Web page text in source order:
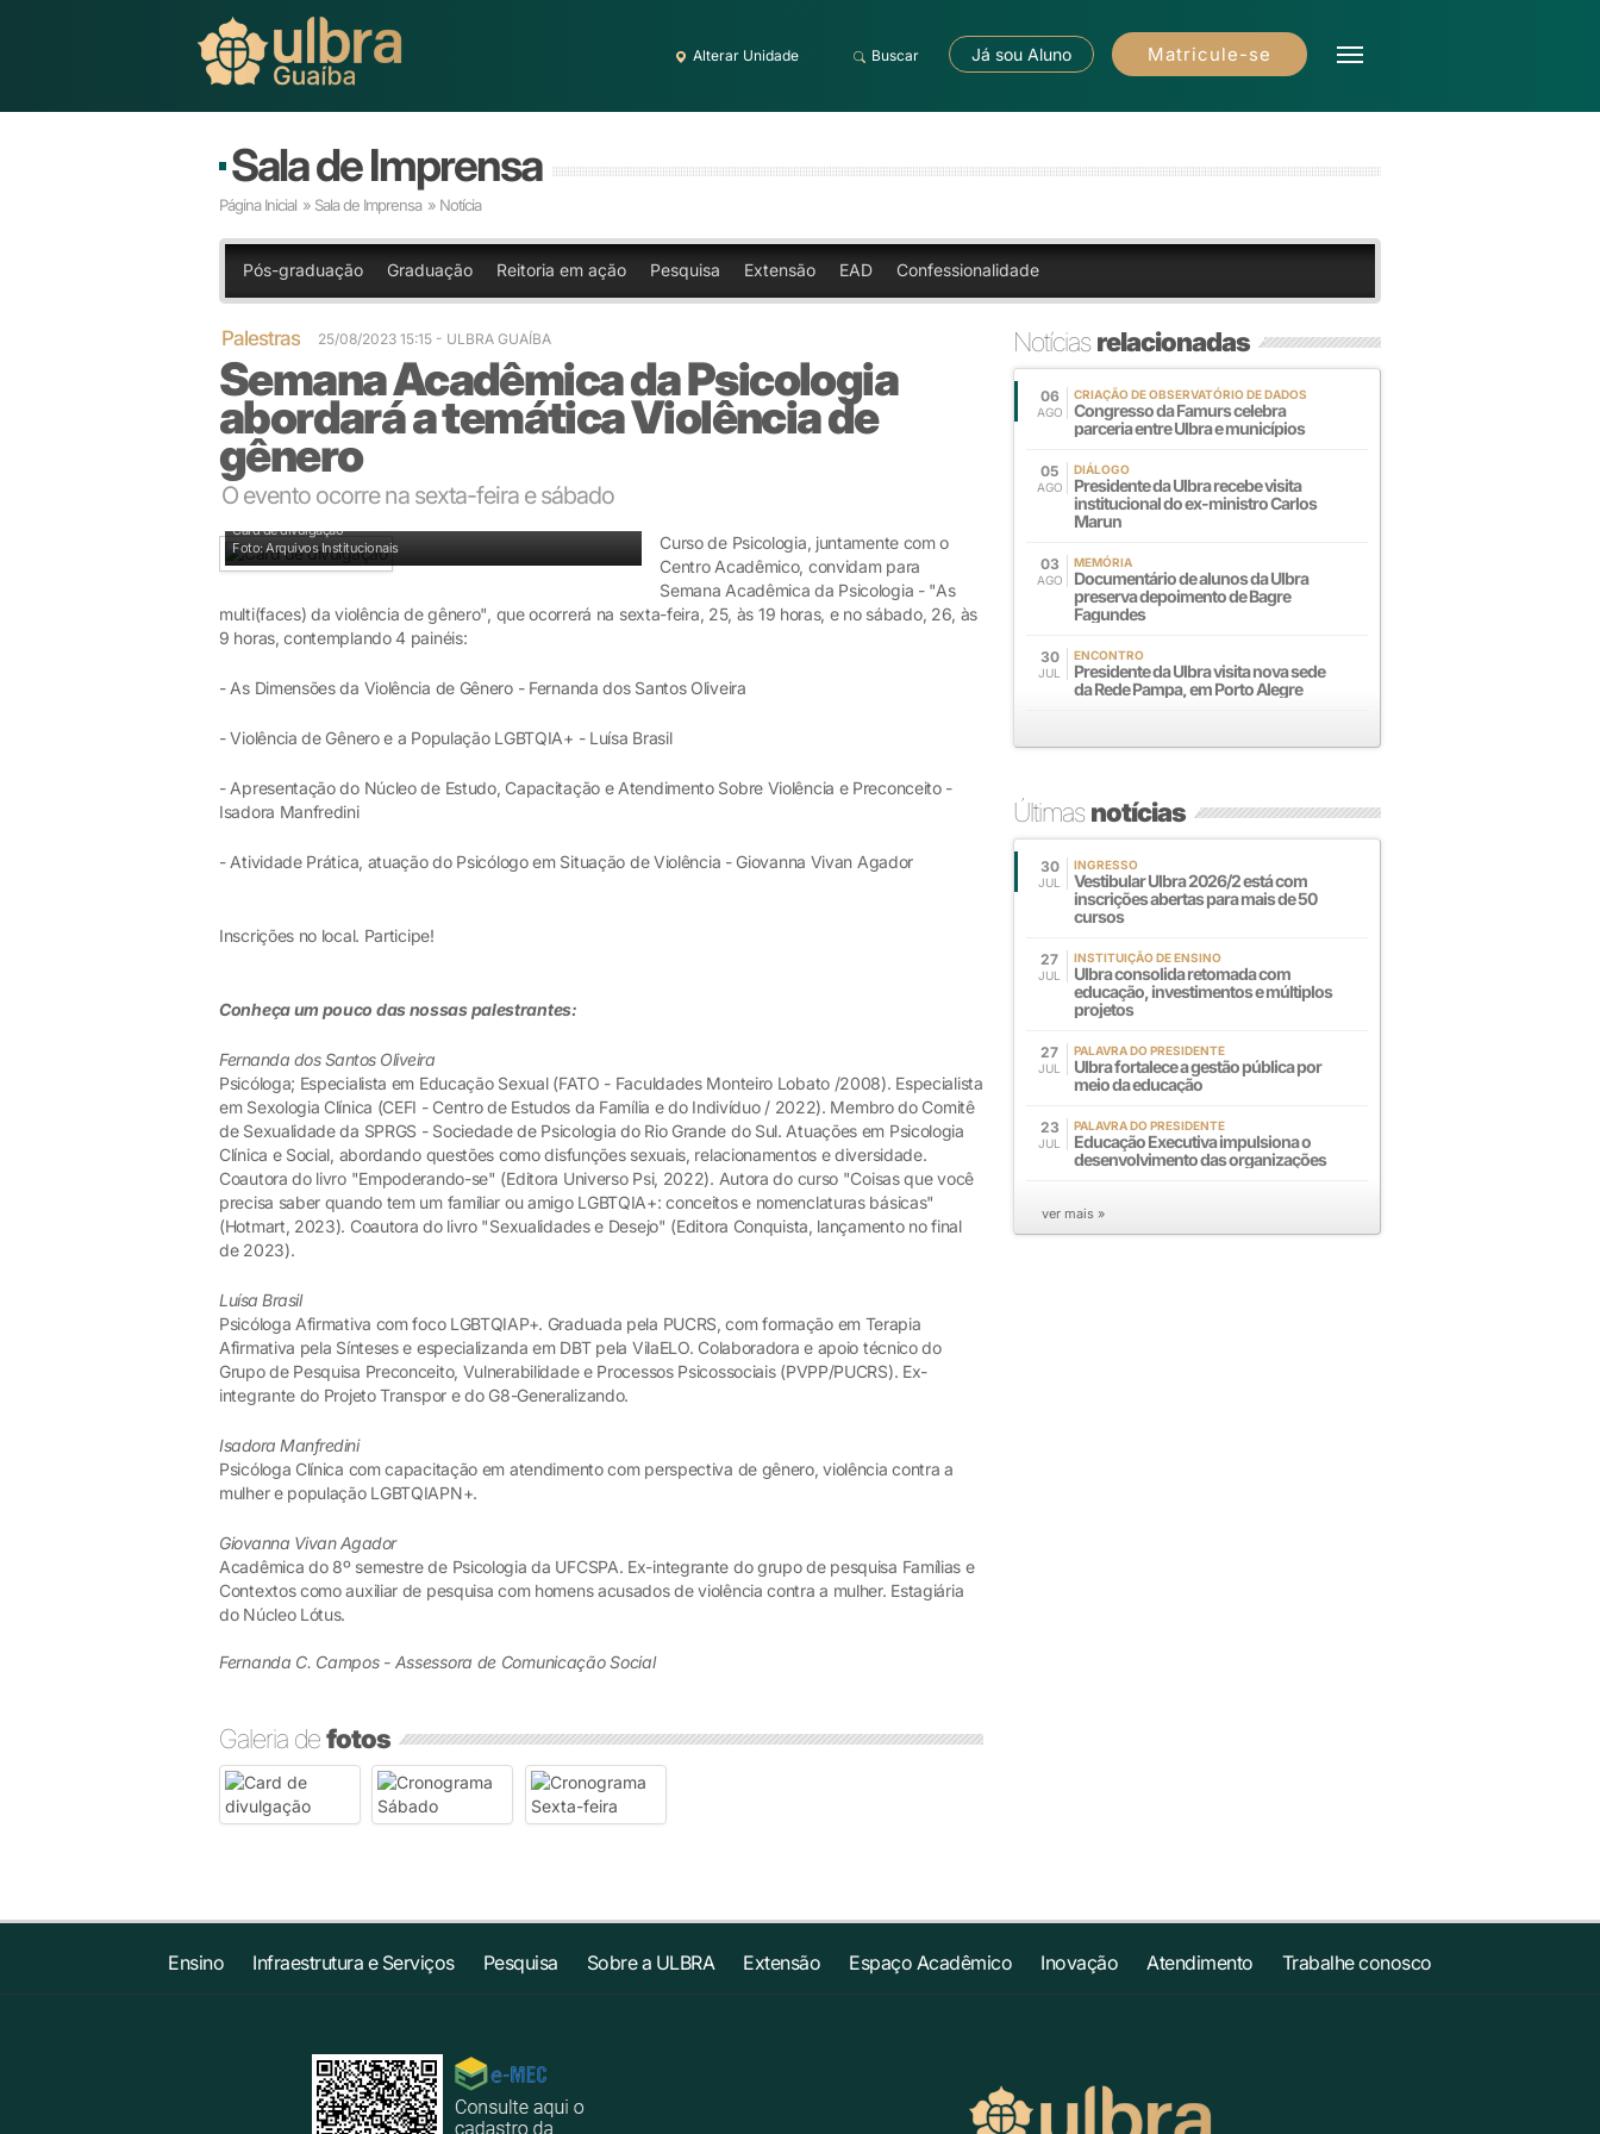
Alterar Unidade Buscar Já sou Aluno Matricule-se
Sala de Imprensa
Página Inicial » Sala de Imprensa » Notícia
Pós-graduação Graduação Reitoria em ação Pesquisa Extensão EAD Confessionalidade
Palestras 25/08/2023 15:15 - ULBRA GUAÍBA
Semana Acadêmica da Psicologia
abordará a temática Violência de
gênero
O evento ocorre na sexta-feira e sábado
Card de divulgação
Foto: Arquivos Institucionais
Curso de Psicologia, juntamente com o
Centro Acadêmico, convidam para
Semana Acadêmica da Psicologia - "As
multi(faces) da violência de gênero", que ocorrerá na sexta-feira, 25, às 19 horas, e no sábado, 26, às
9 horas, contemplando 4 painéis:
- As Dimensões da Violência de Gênero - Fernanda dos Santos Oliveira
- Violência de Gênero e a População LGBTQIA+ - Luísa Brasil
- Apresentação do Núcleo de Estudo, Capacitação e Atendimento Sobre Violência e Preconceito -
Isadora Manfredini
- Atividade Prática, atuação do Psicólogo em Situação de Violência - Giovanna Vivan Agador
Inscrições no local. Participe!
Conheça um pouco das nossas palestrantes:
Fernanda dos Santos Oliveira
Psicóloga; Especialista em Educação Sexual (FATO - Faculdades Monteiro Lobato /2008). Especialista
em Sexologia Clínica (CEFI - Centro de Estudos da Família e do Indivíduo / 2022). Membro do Comitê
de Sexualidade da SPRGS - Sociedade de Psicologia do Rio Grande do Sul. Atuações em Psicologia
Clínica e Social, abordando questões como disfunções sexuais, relacionamentos e diversidade.
Coautora do livro "Empoderando-se" (Editora Universo Psi, 2022). Autora do curso "Coisas que você
precisa saber quando tem um familiar ou amigo LGBTQIA+: conceitos e nomenclaturas básicas"
(Hotmart, 2023). Coautora do livro "Sexualidades e Desejo" (Editora Conquista, lançamento no final
de 2023).
Luísa Brasil
Psicóloga Afirmativa com foco LGBTQIAP+. Graduada pela PUCRS, com formação em Terapia
Afirmativa pela Sínteses e especializanda em DBT pela VilaELO. Colaboradora e apoio técnico do
Grupo de Pesquisa Preconceito, Vulnerabilidade e Processos Psicossociais (PVPP/PUCRS). Ex-
integrante do Projeto Transpor e do G8-Generalizando.
Isadora Manfredini
Psicóloga Clínica com capacitação em atendimento com perspectiva de gênero, violência contra a
mulher e população LGBTQIAPN+.
Giovanna Vivan Agador
Acadêmica do 8º semestre de Psicologia da UFCSPA. Ex-integrante do grupo de pesquisa Famílias e
Contextos como auxiliar de pesquisa com homens acusados de violência contra a mulher. Estagiária
do Núcleo Lótus.
Fernanda C. Campos - Assessora de Comunicação Social
Galeria defotos
Notíciasrelacionadas
06
AGO
CRIAÇÃO DE OBSERVATÓRIO DE DADOS
Congresso da Famurs celebra
parceria entre Ulbra e municípios
05
AGO
DIÁLOGO
Presidente da Ulbra recebe visita
institucional do ex-ministro Carlos
Marun
03
AGO
MEMÓRIA
Documentário de alunos da Ulbra
preserva depoimento de Bagre
Fagundes
30
JUL
ENCONTRO
Presidente da Ulbra visita nova sede
da Rede Pampa, em Porto Alegre
Últimasnotícias
30
JUL
INGRESSO
Vestibular Ulbra 2026/2 está com
inscrições abertas para mais de 50
cursos
27
JUL
INSTITUIÇÃO DE ENSINO
Ulbra consolida retomada com
educação, investimentos e múltiplos
projetos
27
JUL
PALAVRA DO PRESIDENTE
Ulbra fortalece a gestão pública por
meio da educação
23
JUL
PALAVRA DO PRESIDENTE
Educação Executiva impulsiona o
desenvolvimento das organizações
ver mais »
Ensino Infraestrutura e Serviços Pesquisa Sobre a ULBRA Extensão Espaço Acadêmico Inovação Atendimento Trabalhe conosco